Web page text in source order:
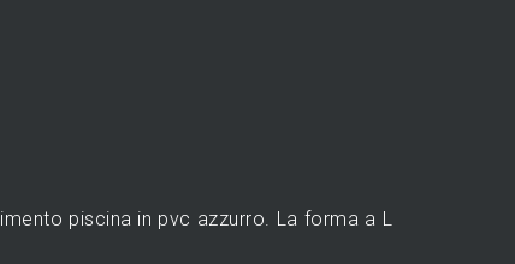
piscina in pvc azzurro. La forma a L